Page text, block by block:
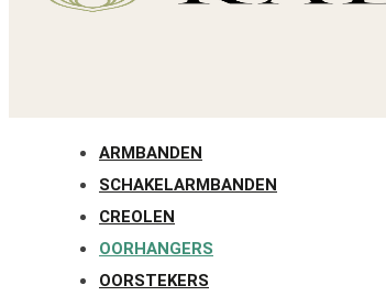
ARMBANDEN
SCHAKELARMBANDEN
CREOLEN
OORHANGERS
OORSTEKERS